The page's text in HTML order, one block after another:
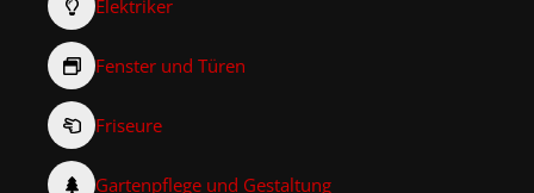
Elektriker
Fenster und Türen
Friseure
Gartenpflege und Gestaltung